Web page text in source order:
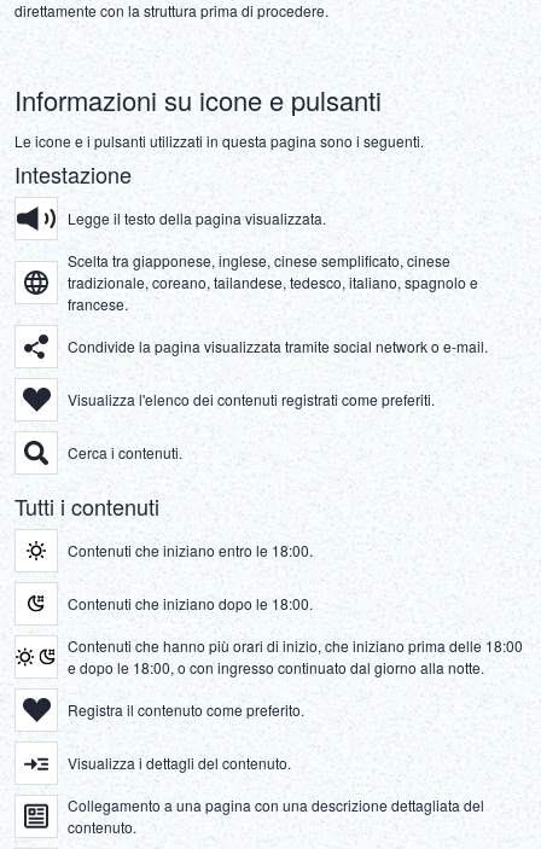
ITALIANO
ESPAÑOL
FRANÇAIS
Informazioni su icone e pulsanti
Le icone e i pulsanti utilizzati in questa pagina sono i seguenti.
Intestazione
Legge il testo della pagina visualizzata.
Scelta tra giapponese, inglese, cinese semplificato, cinese
tradizionale, coreano, tailandese, tedesco, italiano, spagnolo e
francese.
Condivide la pagina visualizzata tramite social network o e-mail.
Visualizza l'elenco dei contenuti registrati come preferiti.
Cerca i contenuti.
Tutti i contenuti
Contenuti che iniziano entro le 18:00.
Contenuti che iniziano dopo le 18:00.
Contenuti che hanno più orari di inizio, che iniziano prima delle 18:00
e dopo le 18:00, o con ingresso continuato dal giorno alla notte.
Registra il contenuto come preferito.
Visualizza i dettagli del contenuto.
Collegamento a una pagina con una descrizione dettagliata del
contenuto.